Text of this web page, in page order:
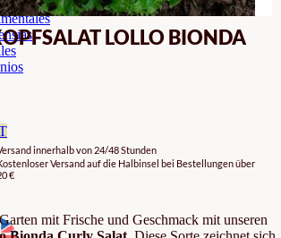
LOLLO BIONDA
innerhalb von 24/48 Stunden
Versand auf die Halbinsel bei Bestellungen über
€
mit Frische und Geschmack mit unseren